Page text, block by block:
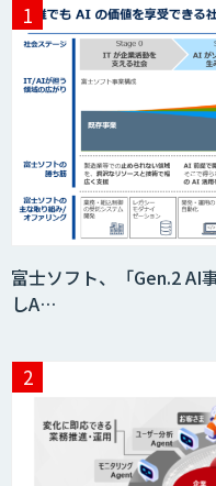
富士ソフト、「Gen.2 AI
しA…